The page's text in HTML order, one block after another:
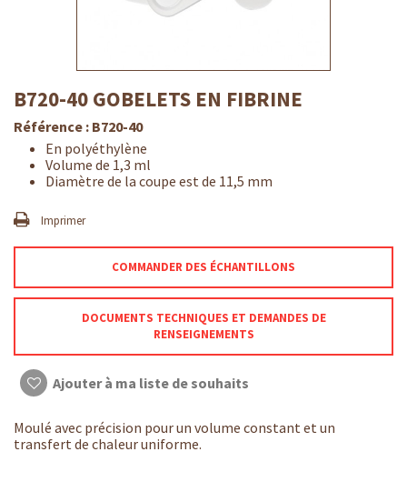
B720-40 GOBELETS EN FIBRINE
Référence : B720-40
En polyéthylène
Volume de 1,3 ml
Diamètre de la coupe est de 11,5 mm
Imprimer
COMMANDER DES ÉCHANTILLONS
DOCUMENTS TECHNIQUES ET DEMANDES DE
RENSEIGNEMENTS
Ajouter à ma liste de souhaits
Moulé avec précision pour un volume constant et un
transfert de chaleur uniforme.